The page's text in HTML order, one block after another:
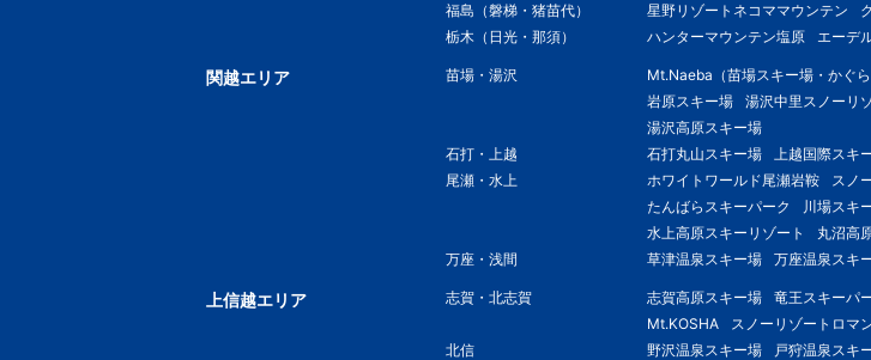
福島（磐梯・猪苗代）
星野リゾートネコママウンテン
栃木（日光・那須）
ハンターマウンテン塩原 エーデ
関越エリア 苗場・湯沢 Mt.Naeba（苗場スキー場・かぐら
岩原スキー場
湯沢中里スノーリ
湯沢高原スキー場
石打・上越
石打丸山スキー場 上越国際スキ
尾瀬・水上
ホワイトワールド尾瀬岩鞍 スノ
たんばらスキーパーク
川場スキ
水上高原スキーリゾート
丸沼高
万座・浅間
草津温泉スキー場 万座温泉スキ
上信越エリア 志賀・北志賀 志賀高原スキー場 竜王スキーパ
Mt.KOSHA
スノーリゾートロマ
北信
野沢温泉スキー場 戸狩温泉スキ